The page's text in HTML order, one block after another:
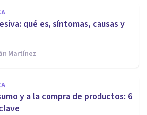
qué es, síntomas, causas y
Martínez
y a la compra de productos: 6